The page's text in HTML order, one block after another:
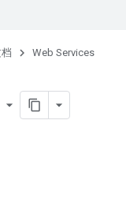
Web Services